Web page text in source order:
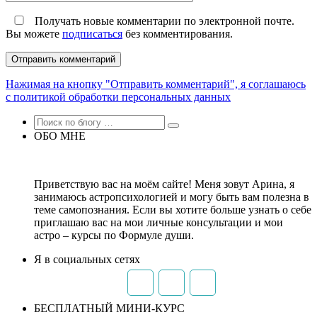
Получать новые комментарии по электронной почте.
Вы можете подписаться без комментирования.
Нажимая на кнопку "Отправить комментарий", я соглашаюсь
с политикой обработки персональных данных
ОБО МНЕ
Приветствую вас на моём сайте! Меня зовут Арина, я
занимаюсь астропсихологией и могу быть вам полезна в
теме самопознания. Если вы хотите больше узнать о себе
приглашаю вас на мои личные консультации и мои
астро – курсы по Формуле души.
Я в социальных сетях
БЕСПЛАТНЫЙ МИНИ-КУРС